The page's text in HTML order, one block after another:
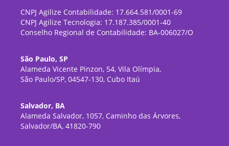
CNPJ Agilize Contabilidade: 17.664.581/0001-69
CNPJ Agilize Tecnologia: 17.187.385/0001-40
Conselho Regional de Contabilidade: BA-006027/O
São Paulo, SP
Alameda Vicente Pinzon, 54, Vila Olímpia,
São Paulo/SP, 04547-130, Cubo Itaú
Salvador, BA
Alameda Salvador, 1057, Caminho das Árvores,
Salvador/BA, 41820-790